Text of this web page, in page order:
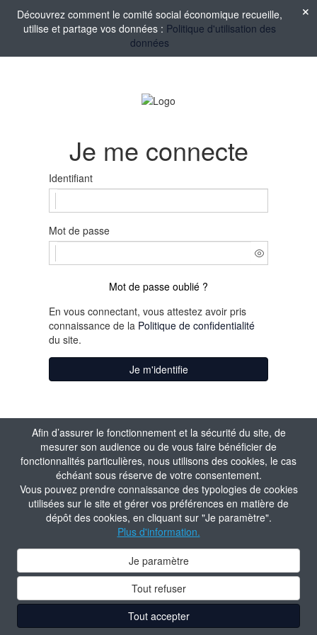
Afin d’assurer le fonctionnement et la sécurité du site, de
mesurer son audience ou de vous faire bénéficier de
fonctionnalités particulières, nous utilisons des cookies, le cas
échéant sous réserve de votre consentement.
Vous pouvez prendre connaissance des typologies de cookies
utilisées sur le site et gérer vos préférences en matière de
dépôt des cookies, en cliquant sur "Je paramètre".
Plus d'information.
Je paramètre
Tout refuser
Tout accepter
Découvrez comment le comité social économique recueille,
utilise et partage vos données : Politique d'utilisation des
données
Je me connecte
Identifiant
Mot de passe
Mot de passe oublié ?
En vous connectant, vous attestez avoir pris
connaissance de la Politique de confidentialité
du site.
Je m'identifie